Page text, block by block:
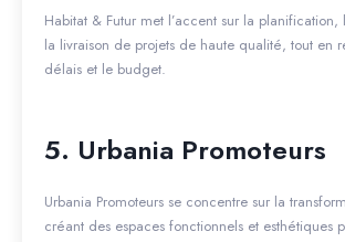
Habitat & Futur met l’accent sur la
la livraison de projets de haute qualité, tout en
délais et le budget.
5. Urbania Promoteurs
Urbania Promoteurs se concentre sur la
créant des espaces fonctionnels et esthétiques